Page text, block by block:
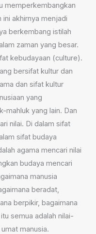
memperkembangkan
ini akhirnya menjadi
berkembang istilah
zaman yang besar.
kebudayaan (culture).
bersifat kultur dan
dan sifat kultur
yang
mahluk yang lain. Dan
nilai. Di dalam sifat
sifat budaya
agama mencari nilai
budaya mencari
manusia
beradat,
berpikir, bagaimana
semua adalah nilai-
manusia.